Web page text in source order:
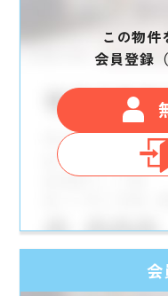
この物件
会員登録